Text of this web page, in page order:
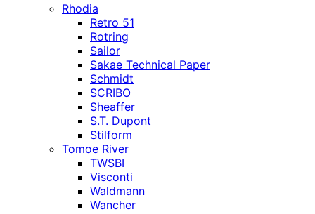
Rhodia
Retro 51
Rotring
Sailor
Sakae Technical Paper
Schmidt
SCRIBO
Sheaffer
S.T. Dupont
Stilform
Tomoe River
TWSBI
Visconti
Waldmann
Wancher